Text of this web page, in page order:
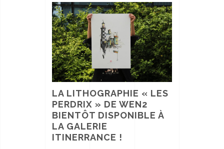
LA LITHOGRAPHIE « LES
PERDRIX » DE WEN2
BIENTÔT DISPONIBLE À
LA GALERIE
ITINERRANCE !